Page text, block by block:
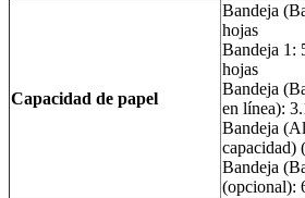
Capacidad de papel
Bandeja
hojas
Bandeja 1:
hojas
Bandeja
en línea):
Bandeja
capacidad)
Bandeja
(opcional):